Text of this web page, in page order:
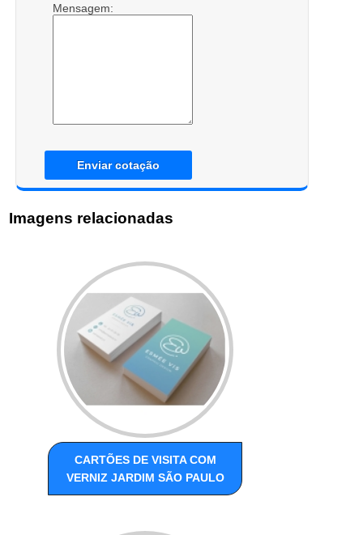
Mensagem:
Enviar cotação
Imagens relacionadas
CARTÕES DE VISITA COM
VERNIZ JARDIM SÃO PAULO